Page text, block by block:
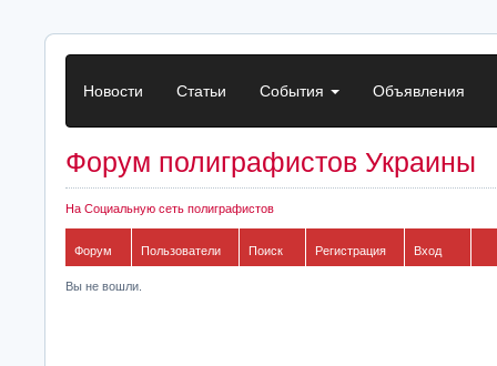
Новости Статьи События Объявления
Форум полиграфистов Украины
На Социальную сеть полиграфистов
Форум Пользователи Поиск Регистрация Вход
Вы не вошли.